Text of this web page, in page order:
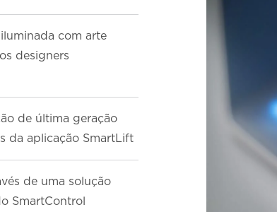
com arte
designers
de última geração
da aplicação SmartLift
de uma solução
SmartControl